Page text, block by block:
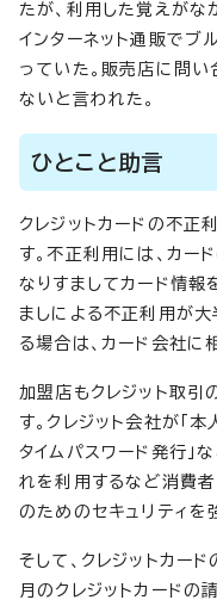
たが、利用した覚えがな
インターネット通販でブ
っていた。販売店に問
ないと言われた。
ひとこと助言
クレジットカードの不正
す。不正利用には、カー
なりすましてカード情報
ましによる不正利用が
る場合は、カード会社に
加盟店もクレジット取引
す。クレジット会社が「本
タイムパスワード発行」
れを利用するなど消費
のためのセキュリティを
そして、クレジットカー
月のクレジットカードの